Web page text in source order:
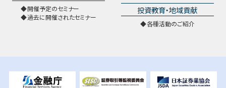
開催予定のセミナー
過去に開催されたセミナー
投資教育・地域貢献
各種活動のご紹介